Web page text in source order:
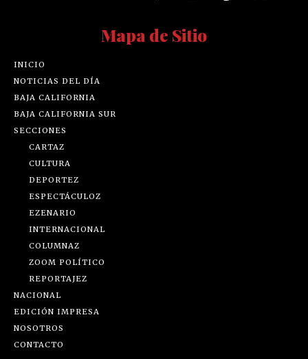
Mapa de Sitio
INICIO
NOTICIAS DEL DÍA
BAJA CALIFORNIA
BAJA CALIFORNIA SUR
SECCIONES
CARTAZ
CULTURA
DEPORTEZ
ESPECTÁCULOZ
EZENARIO
INTERNACIONAL
COLUMNAZ
ZOOM POLÍTICO
REPORTAJEZ
NACIONAL
EDICIÓN IMPRESA
NOSOTROS
CONTACTO